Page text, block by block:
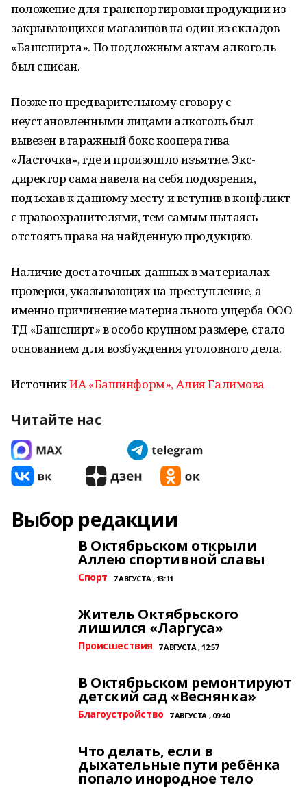
положение для транспортировки продукции из
закрывающихся магазинов на один из складов
«Башспирта». По подложным актам алкоголь
был списан.
Позже по предварительному сговору с
неустановленными лицами алкоголь был
вывезен в гаражный бокс кооператива
«Ласточка», где и произошло изъятие. Экс-
директор сама навела на себя подозрения,
подъехав к данному месту и вступив в конфликт
с правоохранителями, тем самым пытаясь
отстоять права на найденную продукцию.
Наличие достаточных данных в материалах
проверки, указывающих на преступление, а
именно причинение материального ущерба ООО
ТД «Башспирт» в особо крупном размере, стало
основанием для возбуждения уголовного дела.
ИсточникИА «Башинформ», Алия Галимова
Читайте нас
Выбор редакции
В Октябрьском открыли
Аллею спортивной славы
Спорт 7 АВГУСТА , 13:11
Житель Октябрьского
лишился «Ларгуса»
Происшествия 7 АВГУСТА , 12:57
В Октябрьском ремонтируют
детский сад «Веснянка»
Благоустройство 7 АВГУСТА , 09:40
Что делать, если в
дыхательные пути ребёнка
попало инородное тело